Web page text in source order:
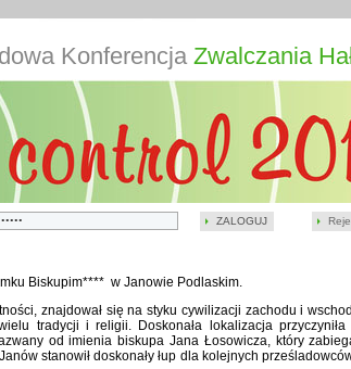
ZALOGUJ
Konferencja Zwalczania
Biskupim**** w Janowie Podlaskim.
znajdował się na styku cywilizacji zachodu i
tradycji i religii. Doskonała lokalizacja
od imienia biskupa Jana Łosowicza, który
stanowił doskonały łup dla kolejnych